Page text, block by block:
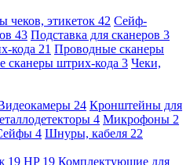
чеков, этикеток 42 Сейф-
43 Подставка для сканеров 3
кода 21 Проводные сканеры
сканеры штрих-кода 3 Чеки,
24 Кронштейны для
4 Микрофоны 2
4 Шнуры, кабеля 22
19 HP 19 Комплектующие для